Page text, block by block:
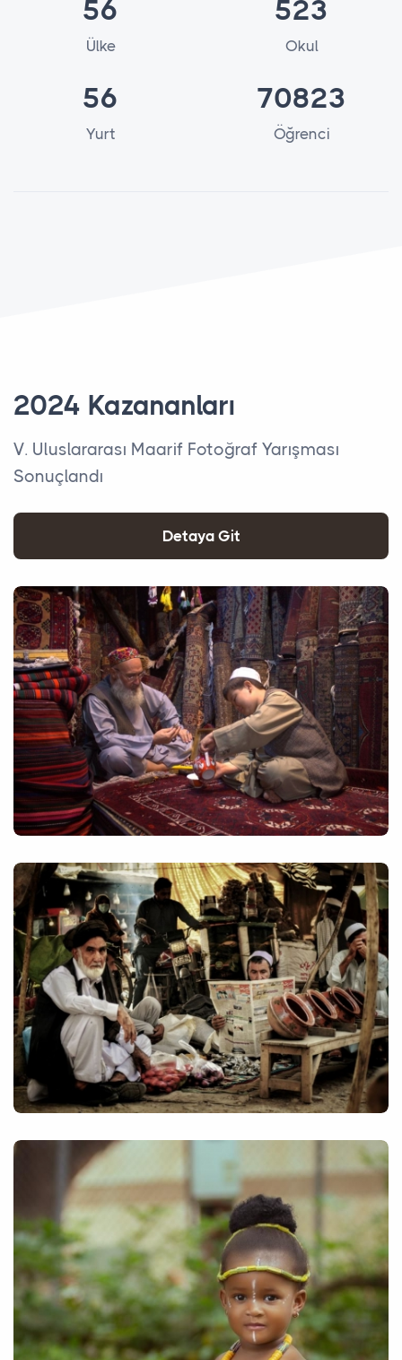
56
Ülke
523
Okul
56
Yurt
70823
Öğrenci
2024 Kazananları
V. Uluslararası Maarif Fotoğraf Yarışması
Sonuçlandı
Detaya Git